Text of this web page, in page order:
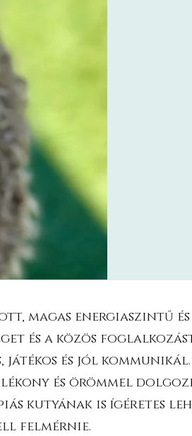
magas energiaszintű
és a közös
játékos és jól
és örömmel
kutyának is ígéretes
felmérnie.